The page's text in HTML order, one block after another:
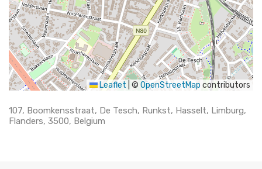
Leaflet © OpenStreetMap contributors
107, Boomkensstraat, De Tesch, Runkst, Hasselt, Limburg,
Flanders, 3500, Belgium